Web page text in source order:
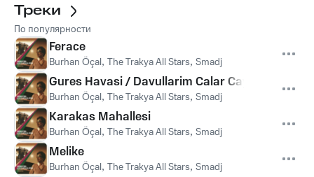
Треки
По популярности
Ferace
Burhan Öçal, The Trakya All Stars, Smadj
Gures Havasi / Davullarim Calar Caydan Asagi
Burhan Öçal, The Trakya All Stars, Smadj
Karakas Mahallesi
Burhan Öçal, The Trakya All Stars, Smadj
Melike
Burhan Öçal, The Trakya All Stars, Smadj